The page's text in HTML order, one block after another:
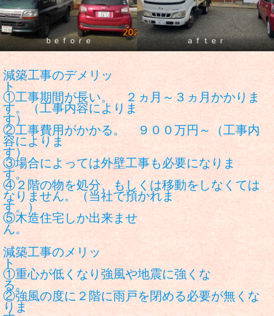
ｂｅｆｏｒｅ ａｆｔｅｒ
減築工事のデメリッ
①工事期間が長い。 ２ヵ月～３ヵ月かかりま
す。（工事内容によりま
す
②工事費用がかかる。 ９００万円～（工事内
容によりま
す
③場合によっては外壁工事も必要になりま
す
④２階の物を処分、もしくは移動をしなくては
なりません。（当社で預かれま
す
⑤木造住宅しか出来ませ
ん
減築工事のメリッ
①重心が低くなり強風や地震に強くな
②強風の度に２階に雨戸を閉める必要が無くな
りま